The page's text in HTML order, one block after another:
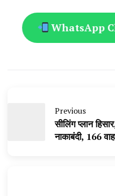
WhatsApp
Previous
सीलिंग प्लान
नाकाबंदी, 166